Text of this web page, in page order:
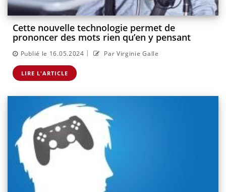
Cette nouvelle technologie permet de
prononcer des mots rien qu’en y pensant
Publié le 16.05.2024 | Par Virginie Galle
LIRE L'ARTICLE